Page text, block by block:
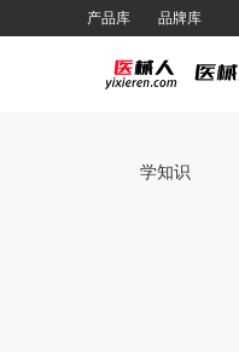
产品库 品牌库
学知识